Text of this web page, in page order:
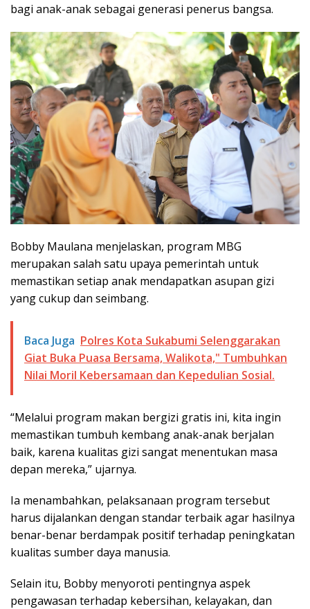
bagi anak-anak sebagai generasi penerus bangsa.
Bobby Maulana menjelaskan, program MBG
merupakan salah satu upaya pemerintah untuk
memastikan setiap anak mendapatkan asupan gizi
yang cukup dan seimbang.
Baca Juga Polres Kota Sukabumi Selenggarakan
Giat Buka Puasa Bersama, Walikota," Tumbuhkan
Nilai Moril Kebersamaan dan Kepedulian Sosial.
“Melalui program makan bergizi gratis ini, kita ingin
memastikan tumbuh kembang anak-anak berjalan
baik, karena kualitas gizi sangat menentukan masa
depan mereka,” ujarnya.
Ia menambahkan, pelaksanaan program tersebut
harus dijalankan dengan standar terbaik agar hasilnya
benar-benar berdampak positif terhadap peningkatan
kualitas sumber daya manusia.
Selain itu, Bobby menyoroti pentingnya aspek
pengawasan terhadap kebersihan, kelayakan, dan